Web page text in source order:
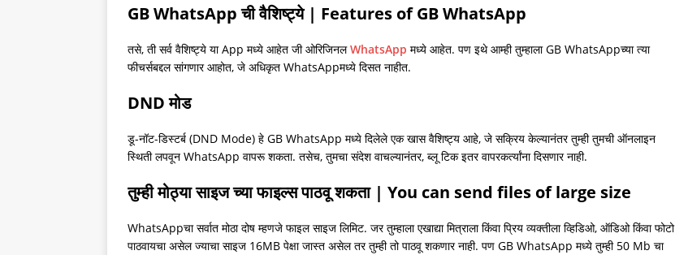
GB WhatsApp ची वैशिष्ट्ये | Features of GB WhatsApp
तसे, ती सर्व वैशिष्ट्ये या App मध्ये आहेत जी ओरिजिनलWhatsApp मध्ये आहेत. पण इथे आम्ही तुम्हाला GB WhatsAppच्या त्या
फीचर्सबद्दल सांगणार आहोत, जे अधिकृत WhatsAppमध्ये दिसत नाहीत.
DND मोड
डू-नॉट-डिस्टर्ब (DND Mode) हे GB WhatsApp मध्ये दिलेले एक खास वैशिष्ट्य आहे, जे सक्रिय केल्यानंतर तुम्ही तुमची ऑनलाइन
स्थिती लपवून WhatsApp वापरू शकता. तसेच, तुमचा संदेश वाचल्यानंतर, ब्लू टिक इतर वापरकर्त्यांना दिसणार नाही.
तुम्ही मोठ्या साइज च्या फाइल्स पाठवू शकता | You can send files of large size
WhatsAppचा सर्वात मोठा दोष म्हणजे फाइल साइज लिमिट. जर तुम्हाला एखाद्या मित्राला किंवा प्रिय व्यक्तीला व्हिडिओ, ऑडिओ किंवा फोटो
पाठवायचा असेल ज्याचा साइज 16MB पेक्षा जास्त असेल तर तुम्ही तो पाठवू शकणार नाही. पण GB WhatsApp मध्ये तुम्ही 50 Mb चा